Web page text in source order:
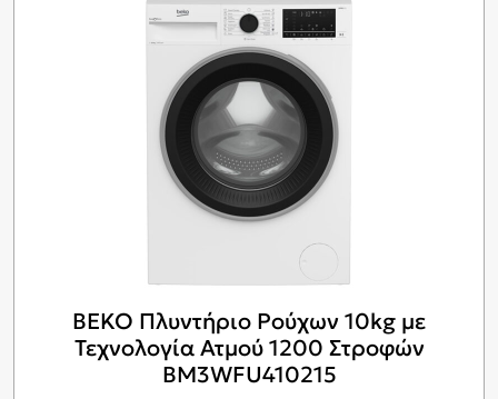
ΒΕΚΟ Πλυντήριο Ρούχων 10kg με
Τεχνολογία Ατμού 1200 Στροφών
BM3WFU410215